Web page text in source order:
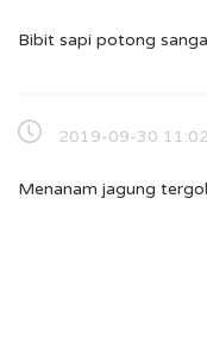
Bibit sapi potong
2019-09-30
Menanam jagung